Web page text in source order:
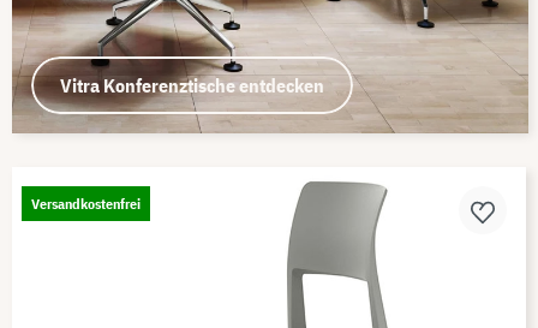
Vitra Konferenztische entdecken
Versandkostenfrei